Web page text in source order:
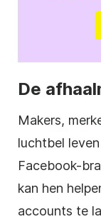
De
Makers,
luchtbel
Facebook-
kan hen
accounts te